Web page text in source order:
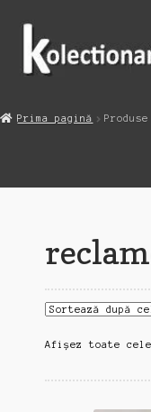
Sari
navigare
Sari
conținut
Contact
Prima pagină
Afișez toate